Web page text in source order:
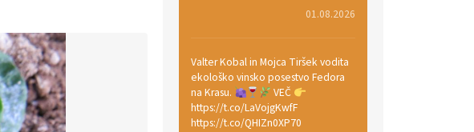
01.08.2026
Valter Kobal in Mojca Tiršek vodita
ekološko vinsko posestvo Fedora
na Krasu.
VEČ
https://t.co/LaVojgKwfF
https://t.co/QHIZn0XP70